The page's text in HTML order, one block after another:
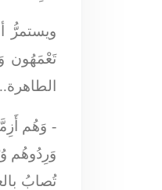
ويستمرُّ
تَعْمَهُون
الطاهرة..
- وَهُم
وَرِدُوهُم
تُصابُ